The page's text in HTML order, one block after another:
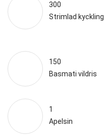
300
Strimlad
150
Basmati vildris
1
Apelsin